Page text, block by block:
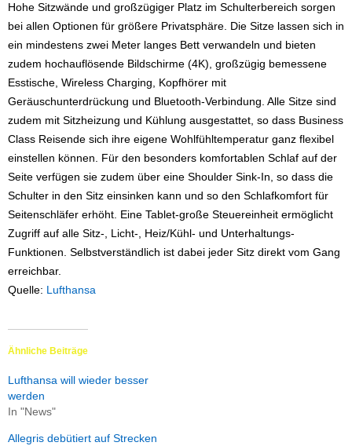
Hohe Sitzwände und großzügiger Platz im Schulterbereich sorgen
bei allen Optionen für größere Privatsphäre. Die Sitze lassen sich in
ein mindestens zwei Meter langes Bett verwandeln und bieten
zudem hochauflösende Bildschirme (4K), großzügig bemessene
Esstische, Wireless Charging, Kopfhörer mit
Geräuschunterdrückung und Bluetooth-Verbindung. Alle Sitze sind
zudem mit Sitzheizung und Kühlung ausgestattet, so dass Business
Class Reisende sich ihre eigene Wohlfühltemperatur ganz flexibel
einstellen können. Für den besonders komfortablen Schlaf auf der
Seite verfügen sie zudem über eine Shoulder Sink-In, so dass die
Schulter in den Sitz einsinken kann und so den Schlafkomfort für
Seitenschläfer erhöht. Eine Tablet-große Steuereinheit ermöglicht
Zugriff auf alle Sitz-, Licht-, Heiz/Kühl- und Unterhaltungs-
Funktionen. Selbstverständlich ist dabei jeder Sitz direkt vom Gang
erreichbar.
Quelle: Lufthansa
Ähnliche Beiträge
Lufthansa will wieder besser
werden
In "News"
Allegris debütiert auf Strecken